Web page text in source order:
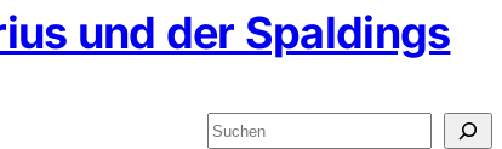
und der Spaldings
Suchen